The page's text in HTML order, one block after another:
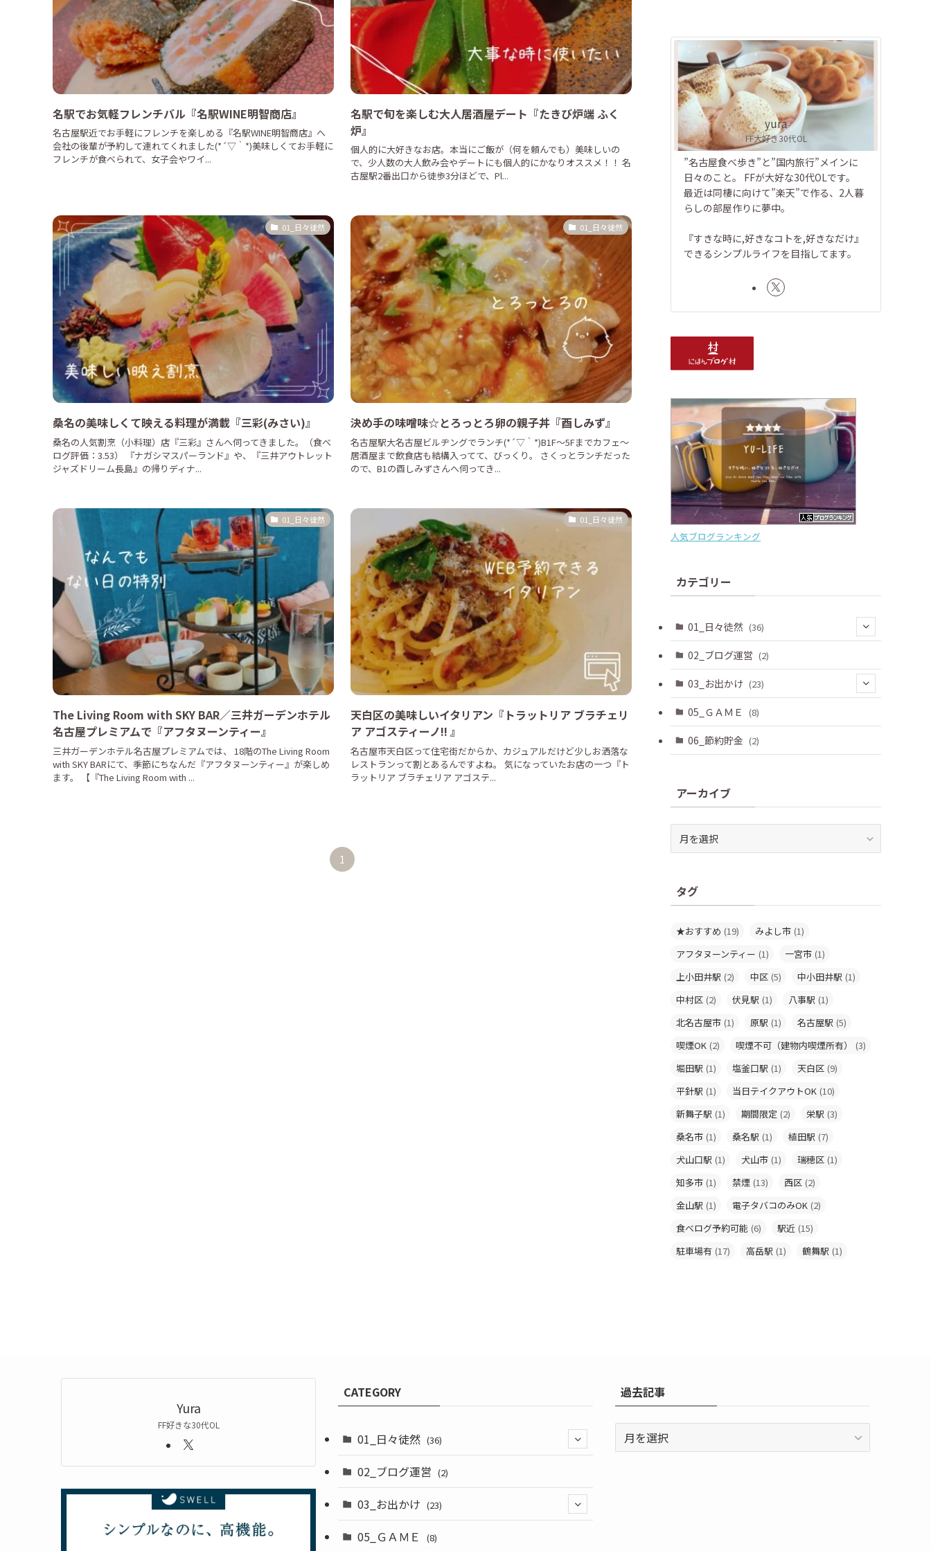
名駅でお気軽フレンチバル『名駅WINE明智商店』
名古屋駅近でお手軽にフレンチを楽しめる『名駅WINE明智商店』へ
会社の後輩が予約して連れてくれました(*´▽｀*)美味しくてお手軽に
フレンチが食べられて、女子会やワイ...
名駅で旬を楽しむ大人居酒屋デート『たきび炉端 ふく
炉』
個人的に大好きなお店。本当にご飯が（何を頼んでも）美味しいの
で、少人数の大人飲み会やデートにも個人的にかなりオススメ！！ 名
古屋駅2番出口から徒歩3分ほどで、Pl...
01_日々徒然
桑名の美味しくて映える料理が満載『三彩(みさい)』
桑名の人気割烹（小料理）店『三彩』さんへ伺ってきました。（食べ
ログ評価：3.53） 『ナガシマスパーランド』や、『三井アウトレット
ジャズドリーム長島』の帰りディナ...
01_日々徒然
決め手の味噌味☆とろっとろ卵の親子丼『酉しみず』
名古屋駅大名古屋ビルヂングでランチ(*´▽｀*)B1F～5Fまでカフェ～
居酒屋まで飲食店も結構入ってて、びっくり。 さくっとランチだった
ので、B1の酉しみずさんへ伺ってき...
01_日々徒然
The Living Room with SKY BAR／三井ガーデンホテル
名古屋プレミアムで『アフタヌーンティー』
三井ガーデンホテル名古屋プレミアムでは、 18階のThe Living Room
with SKY BARにて、季節にちなんだ『アフタヌーンティー』が楽しめ
ます。 【『The Living Room with ...
01_日々徒然
天白区の美味しいイタリアン『トラットリア ブラチェリ
ア アゴスティーノ!! 』
名古屋市天白区って住宅街だからか、カジュアルだけど少しお洒落な
レストランって割とあるんですよね。 気になっていたお店の一つ『ト
ラットリア ブラチェリア アゴステ...
1
yura
FF大好き30代OL
”名古屋食べ歩き”と”国内旅行”メインに
日々のこと。 FFが大好な30代OLです。
最近は同棲に向けて”楽天”で作る、2人暮
らしの部屋作りに夢中。
『すきな時に,好きなコトを,好きなだけ』
できるシンプルライフを目指してます。
人気ブログランキング
カテゴリー
01_日々徒然 (36)
(3)
(33)
02_ブログ運営 (2)
03_お出かけ (23)
(2)
(8)
(6)
05_ＧＡＭＥ (8)
06_節約貯金 (2)
アーカイブ
ブタグ
★おすすめ (19) みよし市 (1)
アフタヌーンティー (1) 一宮市 (1)
上小田井駅 (2) 中区 (5) 中小田井駅 (1)
中村区 (2) 伏見駅 (1) 八事駅 (1)
北名古屋市 (1) 原駅 (1) 名古屋駅 (5)
喫煙OK (2) 喫煙不可（建物内喫煙所有）
(3)
堀田駅 (1) 塩釜口駅 (1) 天白区 (9)
平針駅 (1) 当日テイクアウトOK (10)
新舞子駅 (1) 期間限定 (2) 栄駅 (3)
桑名市 (1) 桑名駅 (1) 植田駅 (7)
犬山口駅 (1) 犬山市 (1) 瑞穂区 (1)
知多市 (1) 禁煙 (13) 西区 (2)
金山駅 (1) 電子タバコのみOK (2)
食べログ予約可能 (6) 駅近 (15)
駐車場有 (17) 高岳駅 (1) 鶴舞駅 (1)
Yura
FF好きな30代OL
CATEGORY
01_日々徒然 (36)
(3)
(33)
02_ブログ運営 (2)
03_お出かけ (23)
(2)
05_ＧＡＭＥ (8)
過去記事
去